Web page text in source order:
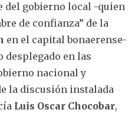
del gobierno local -quien
de confianza” de la
en el capital bonaerense-
desplegado en las
nacional y
la discusión instalada
Luis Oscar Chocobar,